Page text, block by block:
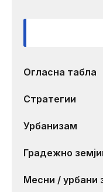
Огласна табла
Стратегии
Урбанизам
Градежно
Месни / урбани